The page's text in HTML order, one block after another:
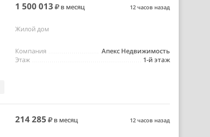
1 500 013 в месяц 12 часов назад
Жилой дом
Апекс Недвижимость
Компания
1-й этаж
Этаж
214 285 в месяц 12 часов назад